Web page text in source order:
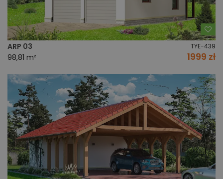
ARP 03 TYE-439
98,81 m² 1999 zł